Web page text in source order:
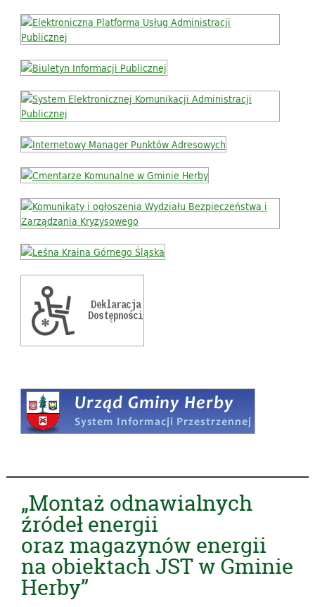
„Montaż odnawialnych
źródeł energii
oraz magazynów energii
na obiektach JST w Gminie
Herby”